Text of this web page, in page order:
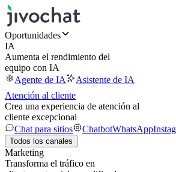
Oportunidades
IA
Aumenta el rendimiento del
equipo con IA
Agente de IA
Asistente de IA
Atención al cliente
Crea una experiencia de atención al
cliente excepcional
Chat para sitios
ChatbotWhatsApp
Todos los canales
Marketing
Transforma el tráfico en